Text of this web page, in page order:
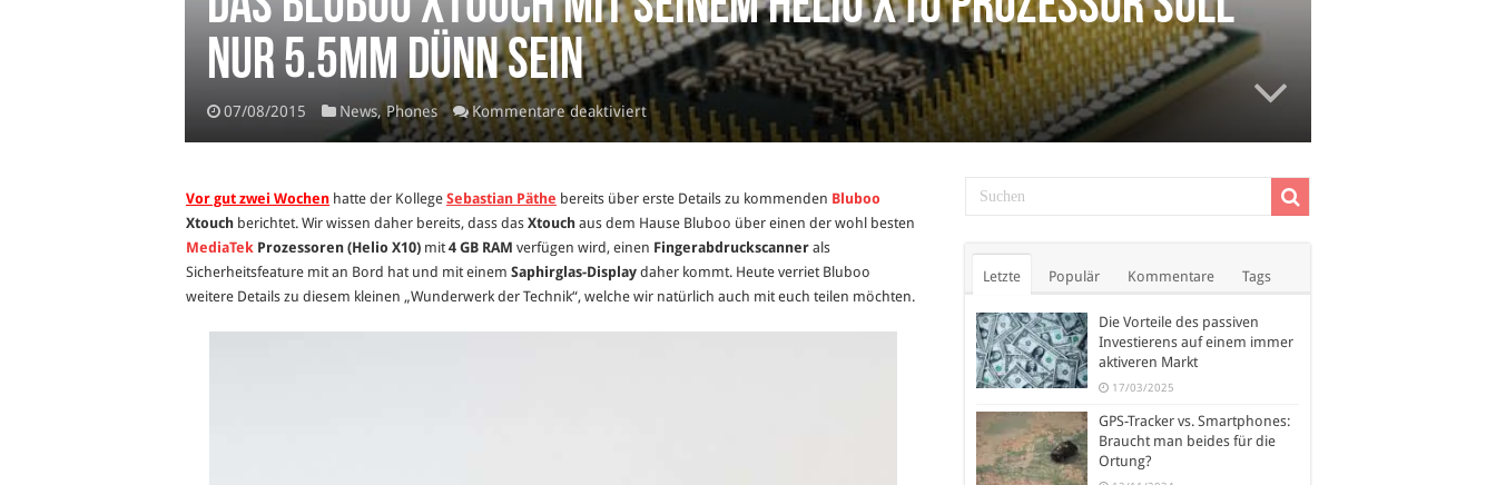
nur 5.5mm dünn sein
07/08/2015 News, Phones Kommentare deaktiviertfür
Das
mit
seinem
Helio
X10
Prozessor
soll
Vor gut zwei Wochen hatte der Kollege Sebastian Päthe bereits über erste Details zu kommenden Bluboo
Xtouch berichtet. Wir wissen daher bereits, dass das Xtouch aus dem Hause Bluboo über einen der wohl besten
MediaTek Prozessoren (Helio X10) mit4 GB RAM verfügen wird, einen Fingerabdruckscanner als
Sicherheitsfeature mit an Bord hat und mit einem Saphirglas-Display daher kommt. Heute verriet Bluboo
weitere Details zu diesem kleinen „Wunderwerk der Technik“, welche wir natürlich auch mit euch teilen möchten.
Letzte Populär Kommentare Tags
Die Vorteile des passiven
Investierens auf einem immer
aktiveren Markt
17/03/2025
GPS-Tracker vs. Smartphones:
Braucht man beides für die
Ortung?